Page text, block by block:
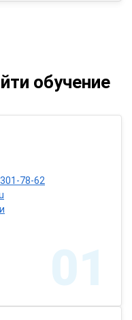
обучение
78-62
01